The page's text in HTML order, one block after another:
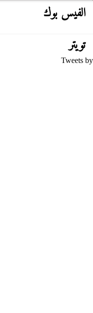
الفيس بوك
تويتر
Tweets by